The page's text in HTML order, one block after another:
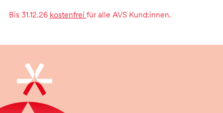
Bis 31.12.26 kostenfrei für alle AVS Kund:innen.